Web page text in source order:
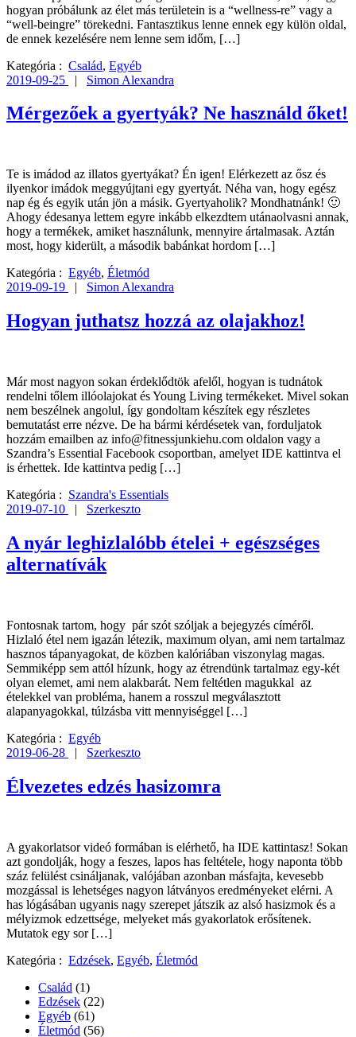
hogyan próbálunk az élet más területein is a “wellness-re” vagy a
“well-beingre” törekedni. Fantasztikus lenne ennek egy külön oldal,
de ennek kezelésére nem lenne sem időm, […]
Kategória : Család, Egyéb
2019-09-25
| Simon Alexandra
Mérgezőek a gyertyák? Ne használd őket!
Te is imádod az illatos gyertyákat? Én igen! Elérkezett az ősz és
ilyenkor imádok meggyújtani egy gyertyát. Néha van, hogy egész
nap ég és egyik után jön a másik. Gyertyaholik? Mondhatnánk! 🙂
Ahogy édesanya lettem egyre inkább elkezdtem utánaolvasni annak,
hogy a termékek, amiket használunk, mennyire ártalmasak. Aztán
most, hogy kiderült, a második babánkat hordom […]
Kategória : Egyéb, Életmód
2019-09-19
| Simon Alexandra
Hogyan juthatsz hozzá az olajakhoz!
Már most nagyon sokan érdeklődtök afelől, hogyan is tudnátok
rendelni tőlem illóolajokat és Young Living termékeket. Mivel sokan
nem beszélnek angolul, így gondoltam készítek egy részletes
bemutatást erre nézve. De ha bármi kérdésetek van, forduljatok
hozzám emailben az info@fitnessjunkiehu.com oldalon vagy a
Szandra’s Essential Facebook csoportban, amelyet IDE kattintva el
is érhettek. Ide kattintva pedig […]
Kategória : Szandra's Essentials
2019-07-10
| Szerkeszto
A nyár leghizlalóbb ételei + egészséges
alternatívák
Fontosnak tartom, hogy pár szót szóljak a bejegyzés címéről.
Hizlaló étel nem igazán létezik, maximum olyan, ami nem tartalmaz
hasznos tápanyagokat, de közben kalóriában viszonylag magas.
Semmiképp sem attól hízunk, hogy az étrendünk tartalmaz egy-két
olyan elemet, ami nem alakbarát. Nem feltétlen magukkal az
ételekkel van probléma, hanem a rosszul megválasztott
alapanyagokkal, túlzásba vitt mennyiséggel […]
Kategória : Egyéb
2019-06-28
| Szerkeszto
Élvezetes edzés hasizomra
A gyakorlatsor videó formában is elérhető, ha IDE kattintasz! Sokan
azt gondolják, hogy a feszes, lapos has feltétele, hogy naponta több
száz felülést csináljanak, valójában azonban másfajta, kevesebb
mozgással is lehetséges nagyon látványos eredményeket elérni. A
has lógásában ugyanis nagy szerepet játszik az alsó hasizmok és a
mélyizmok edzettsége, melyeket más gyakorlatok erősítenek.
Mutatok egy sor […]
Kategória : Edzések, Egyéb, Életmód
Család (1)
Edzések (22)
Egyéb (61)
Életmód (56)